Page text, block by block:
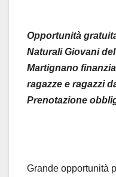
Opportunità
Naturali Giovani
Martignano
ragazze e ragazzi
Prenotazione
Grande opportunità